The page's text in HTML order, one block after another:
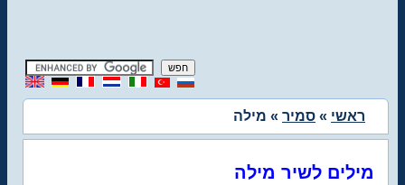
ראשי » סמיר » מילה
מילים לשיר מילה